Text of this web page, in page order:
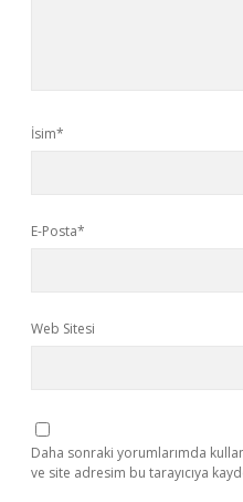
İsim*
E-Posta*
Web Sitesi
Daha sonraki yorumlarımda
ve site adresim bu tarayıcıya